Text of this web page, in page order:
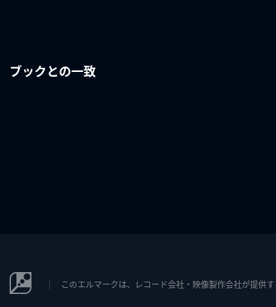
ブックとの一致
このエルマークは、レコード会社・映像製作会社が提供